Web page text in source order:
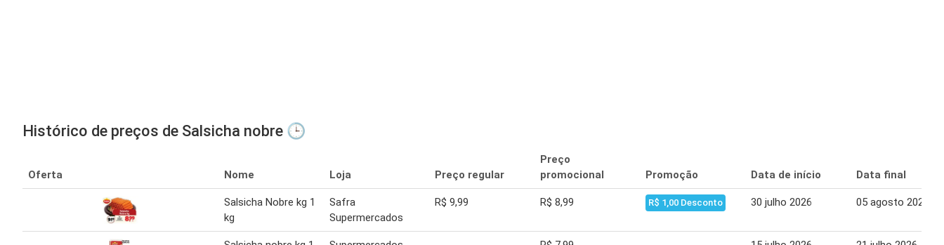
Histórico de preços de Salsicha nobre 🕒
Oferta Nome Loja Preço regular
Preço
promocional
Promoção Data de início Data final
Salsicha Nobre kg 1
kg
Safra
Supermercados
R$ 9,99 R$ 8,99 R$ 1,00 Desconto 30 julho 2026 05 agosto 2026